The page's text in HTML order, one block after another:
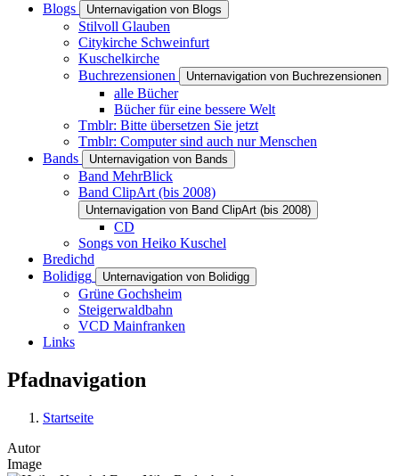
Blogs
Unternavigation von Blogs
Stilvoll Glauben
Citykirche Schweinfurt
Kuschelkirche
Buchrezensionen
Unternavigation von Buchrezensionen
alle Bücher
Bücher für eine bessere Welt
Tmblr: Bitte übersetzen Sie jetzt
Tmblr: Computer sind auch nur Menschen
Bands
Unternavigation von Bands
Band MehrBlick
Band ClipArt (bis 2008)
Unternavigation von Band ClipArt (bis 2008)
CD
Songs von Heiko Kuschel
Bredichd
Bolidigg
Unternavigation von Bolidigg
Grüne Gochsheim
Steigerwaldbahn
VCD Mainfranken
Links
Pfadnavigation
Startseite
Autor
Image